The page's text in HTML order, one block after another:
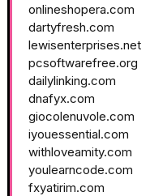
onlineshopera.com
dartyfresh.com
lewisenterprises.net
pcsoftwarefree.org
dailylinking.com
dnafyx.com
giocolenuvole.com
iyouessential.com
withloveamity.com
youlearncode.com
fxyatirim.com